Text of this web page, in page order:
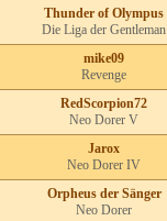
Thunder of Olympus
Die Liga der Gentleman
mike09
Revenge
RedScorpion72
Neo Dorer V
Jarox
Neo Dorer IV
Orpheus der Sänger
Neo Dorer